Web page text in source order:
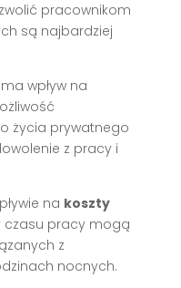
pracownikom
są najbardziej
wpływ na
życia prywatnego
z pracy i
na koszty
czasu pracy mogą
z
nocnych.